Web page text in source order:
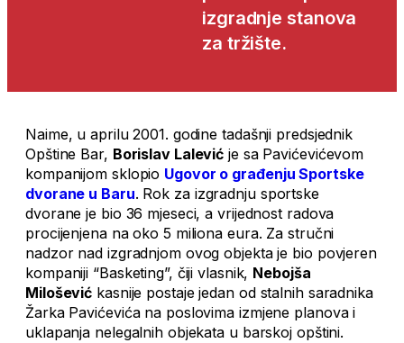
izgradnje stanova
za tržište.
Naime, u aprilu 2001. godine tadašnji predsjednik
Opštine Bar, Borislav Lalević je sa Pavićevićevom
kompanijom sklopio Ugovor o građenju Sportske
dvorane u Baru. Rok za izgradnju sportske
dvorane je bio 36 mjeseci, a vrijednost radova
procijenjena na oko 5 miliona eura. Za stručni
nadzor nad izgradnjom ovog objekta je bio povjeren
kompaniji “Basketing”, čiji vlasnik, Nebojša
Milošević kasnije postaje jedan od stalnih saradnika
Žarka Pavićevića na poslovima izmjene planova i
uklapanja nelegalnih objekata u barskoj opštini.